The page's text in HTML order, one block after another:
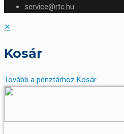
service@rtc.hu
✕
Kosár
Tovább a pénztárhoz Kosár